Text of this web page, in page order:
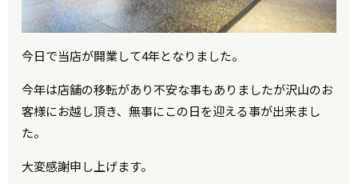
今日で当店が開業して4年となりました。
今年は店舗の移転があり不安な事もありましたが沢山のお
客様にお越し頂き、無事にこの日を迎える事が出来まし
た。
大変感謝申し上げます。